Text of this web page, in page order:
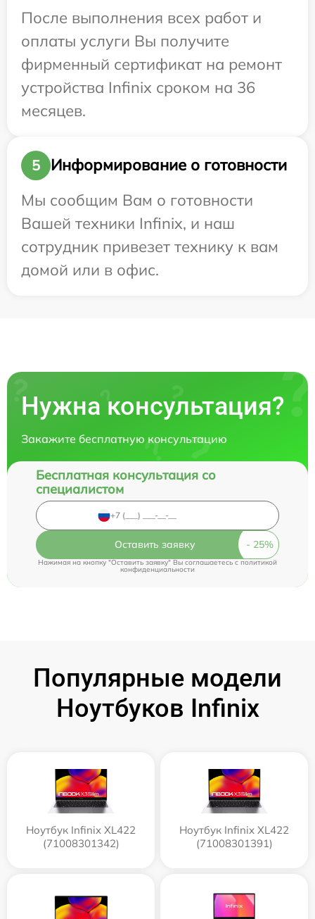
После выполнения всех работ и
оплаты услуги Вы получите
фирменный сертификат на ремонт
устройства Infinix сроком на 36
месяцев.
5
Информирование о готовности
Мы сообщим Вам о готовности
Вашей техники Infinix, и наш
сотрудник привезет технику к вам
домой или в офис.
Нужна консультация?
Закажите бесплатную консультацию
Бесплатная консультация со
специалистом
Оставить заявку
Нажимая на кнопку "Оставить заявку" Вы соглашаетесь cполитикой
конфиденциальности
Популярные модели
Ноутбуков Infinix
Ноутбук Infinix XL422
(71008301342)
Ноутбук Infinix XL422
(71008301391)